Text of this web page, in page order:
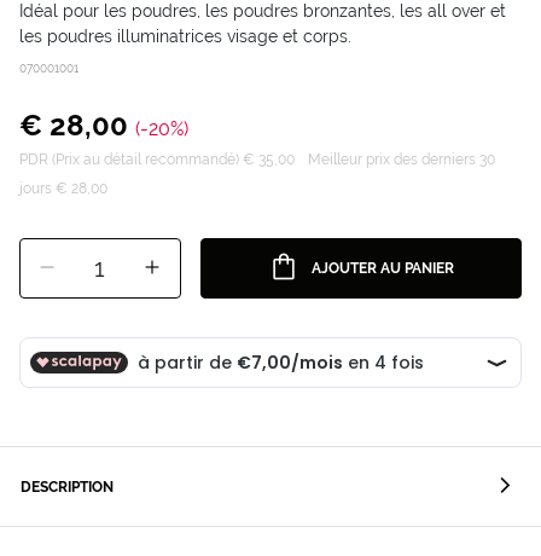
Idéal pour les poudres, les poudres bronzantes, les all over et
les poudres illuminatrices visage et corps.
070001001
€ 28,00 (-20%)
PDR (Prix au détail recommandé) € 35,00
Meilleur prix des derniers 30
jours € 28,00
1 AJOUTER AU PANIER
DESCRIPTION